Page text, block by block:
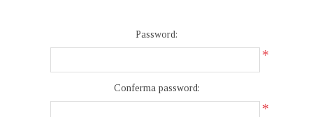
Password:
*
Conferma password:
*